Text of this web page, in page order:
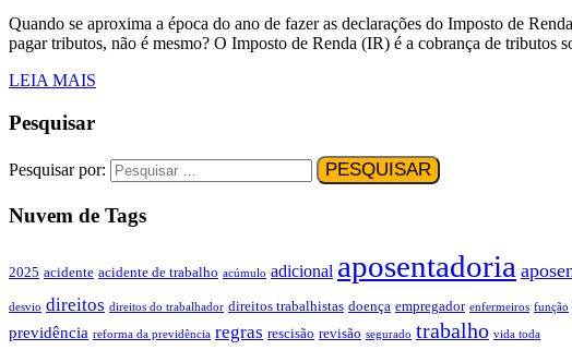
Quando se aproxima a época do ano de fazer as declarações do Imposto de
pagar tributos, não é mesmo? O Imposto de Renda (IR) é a cobrança de
LEIA MAIS
Pesquisar
Pesquisar por:
Nuvem de Tags
2025 acidente acidente de trabalho acúmulo adicional aposentadoria
desvio direitos direitos do trabalhador direitos trabalhistas doença empregador enfermeiros função
previdência reforma da previdência regras rescisão revisão segurado trabalho vida toda